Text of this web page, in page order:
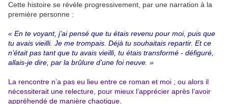
Cette histoire se révèle progressivement, par une narration à la
première personne :
« En te voyant, j’ai pensé que tu étais revenu pour moi, puis que
tu avais vieilli. Je me trompais. Déjà tu souhaitais repartir. Et ce
n’était pas tant que tu avais vieilli, tu étais transformé - défiguré,
allais-je dire, par la brûlure d’une foi neuve. »
La rencontre n’a pas eu lieu entre ce roman et moi ; ou alors il
nécessiterait une relecture, pour mieux l’apprécier après l’avoir
appréhendé de manière chaotique.